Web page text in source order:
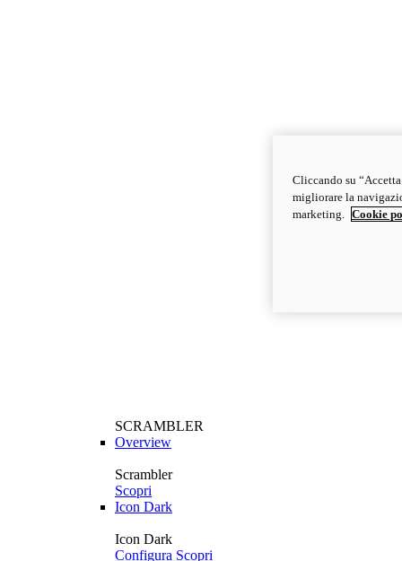
SCRAMBLER
Overview
Scrambler
Scopri
Icon Dark
Icon Dark
Configura Scopri
Cliccando su
migliorare la
marketing.
Cookie